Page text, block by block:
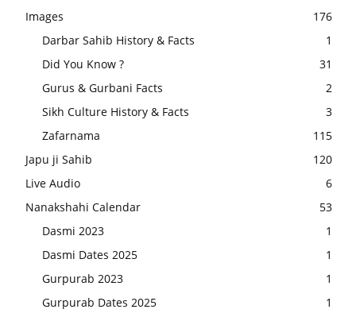
Images
176
Darbar Sahib History & Facts
1
Did You Know ?
31
Gurus & Gurbani Facts
2
Sikh Culture History & Facts
3
Zafarnama
115
Japu ji Sahib
120
Live Audio
6
Nanakshahi Calendar
53
Dasmi 2023
1
Dasmi Dates 2025
1
Gurpurab 2023
1
Gurpurab Dates 2025
1